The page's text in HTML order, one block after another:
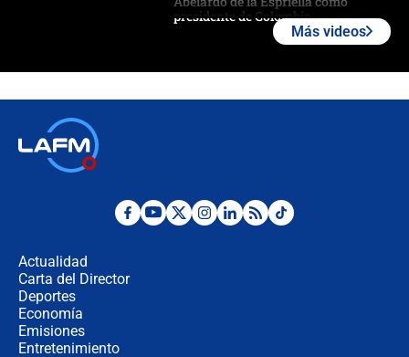
presidente de Colombia
Desde dermatitis hasta infecciones:
Más videos
Actualidad
Carta del Director
Deportes
Economía
Emisiones
Entretenimiento